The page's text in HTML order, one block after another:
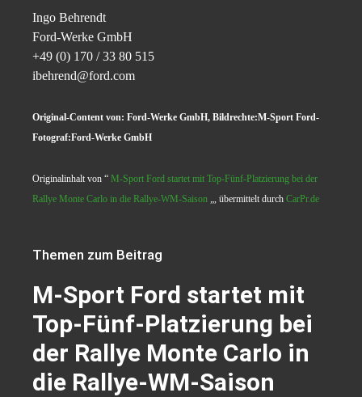
Ingo Behrendt
Ford-Werke GmbH
+49 (0) 170 / 33 80 515
ibehrend@ford.com
Original-Content von: Ford-Werke GmbH, Bildrechte:M-Sport Ford-
Fotograf:Ford-Werke GmbH
Originalinhalt von “ M-Sport Ford startet mit Top-Fünf-Platzierung bei der
Rallye Monte Carlo in die Rallye-WM-Saison „, übermittelt durch CarPr.de
Themen zum Beitrag
M-Sport Ford startet mit
Top-Fünf-Platzierung bei
der Rallye Monte Carlo in
die Rallye-WM-Saison